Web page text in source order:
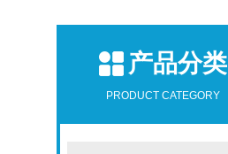
产品分类
PRODUCT CATEGORY